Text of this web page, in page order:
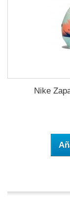
Nike